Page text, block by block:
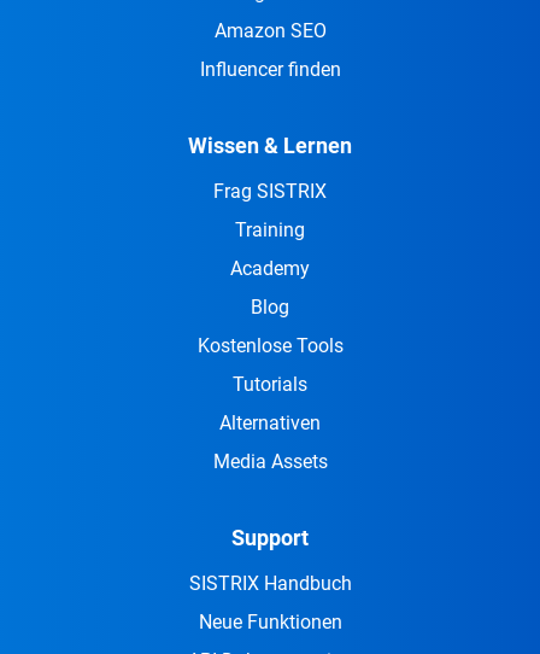
Amazon SEO
Influencer finden
Wissen & Lernen
Frag SISTRIX
Training
Academy
Blog
Kostenlose Tools
Tutorials
Alternativen
Media Assets
Support
SISTRIX Handbuch
Neue Funktionen